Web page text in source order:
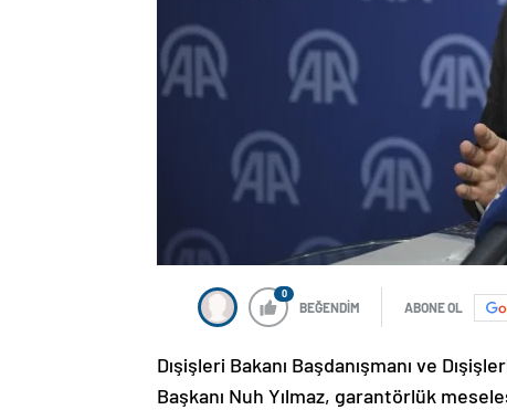
0
BEĞENDİM ABONE OL
Dışişleri Bakanı Başdanışmanı ve
Başkanı Nuh Yılmaz, garantörlük